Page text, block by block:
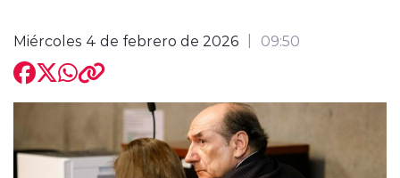
Regiones al Aire
Entrevistas
Miércoles 4 de febrero de 2026 09:50